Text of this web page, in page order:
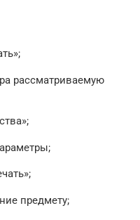
рассматриваемую
предмету;